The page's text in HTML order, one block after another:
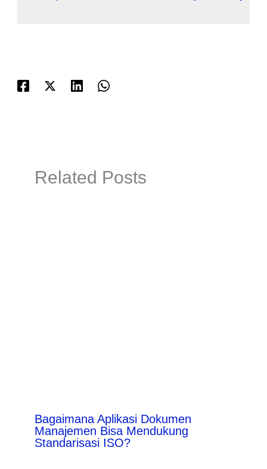
Related Posts
Bagaimana Aplikasi Dokumen
Manajemen Bisa Mendukung
Standarisasi ISO?